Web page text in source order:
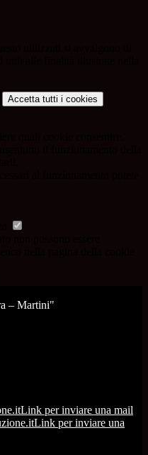
Accetta tutti i cookies
– Martini"
Link per inviare una mail
Link per inviare una